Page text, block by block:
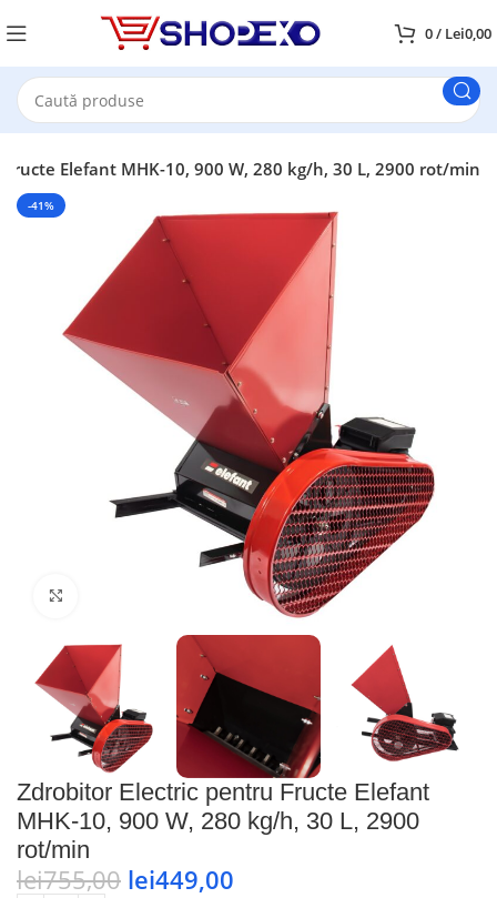
0/ Lei0,00
Elefant MHK-10, 900 W, 280 kg/h, 30 L, 2900 rot/min
-41%
Faceți click pentru a mări
Zdrobitor Electric pentru Fructe Elefant
MHK-10, 900 W, 280 kg/h, 30 L, 2900
rot/min
lei755,00 lei449,00